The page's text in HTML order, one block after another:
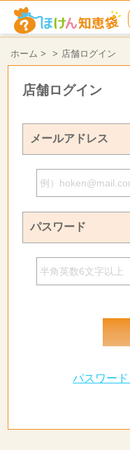
ホーム > 店舗ログイン
店舗ログイン
メールアドレス
パスワード
パスワー